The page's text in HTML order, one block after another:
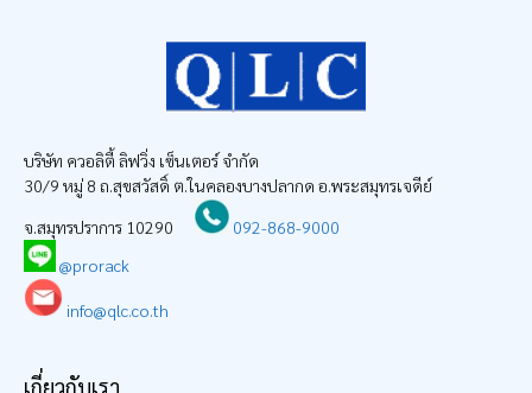
บริษัท ควอลิตี้ ลิฟวิ่ง เซ็นเตอร์ จำกัด
30/9 หมู่ 8 ถ.สุขสวัสดิ์ ต.ในคลองบางปลากด อ.พระสมุทรเจดีย์
จ.สมุทรปราการ 10290
092-868-9000
@prorack
info@qlc.co.th
เกี่ยวกับเรา